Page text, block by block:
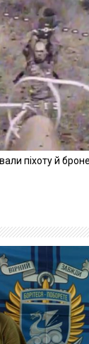
піхоту й